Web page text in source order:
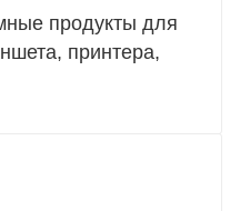
продукты для
принтера,